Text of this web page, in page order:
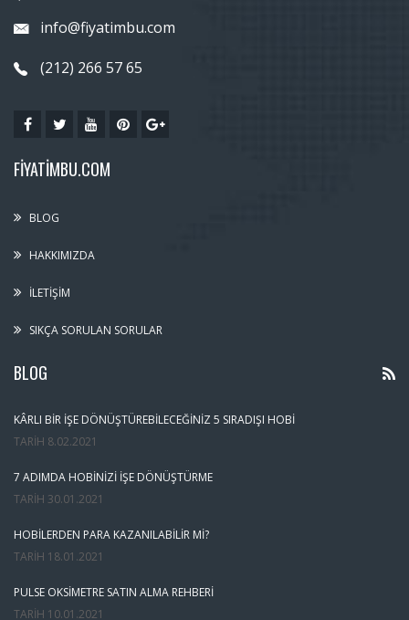
info@fiyatimbu.com
(212) 266 57 65
FIYATIMBU.COM
BLOG
HAKKIMIZDA
İLETIŞIM
SIKÇA SORULAN SORULAR
BLOG
KÂRLI BIR İŞE DÖNÜŞTÜREBILECEĞINIZ 5 SIRADIŞI HOBI
TARIH 8.02.2021
7 ADIMDA HOBINIZI İŞE DÖNÜŞTÜRME
TARIH 30.01.2021
HOBILERDEN PARA KAZANILABILIR MI?
TARIH 18.01.2021
PULSE OKSIMETRE SATIN ALMA REHBERI
TARIH 10.01.2021